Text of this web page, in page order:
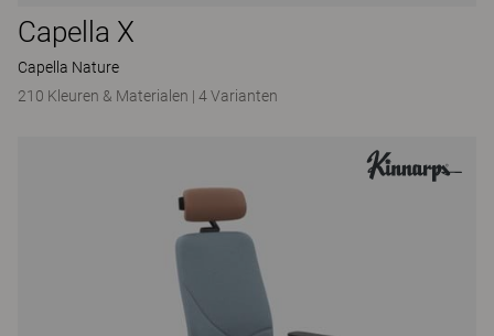
Capella X
Capella Nature
210 Kleuren & Materialen | 4 Varianten